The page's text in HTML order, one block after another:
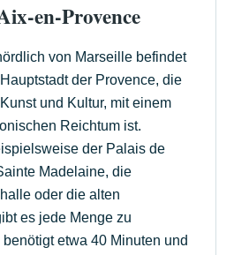
en-Provence
von Marseille befindet
der Provence, die
und Kultur, mit einem
Reichtum ist.
der Palais de
Madelaine, die
oder die alten
es jede Menge zu
etwa 40 Minuten und